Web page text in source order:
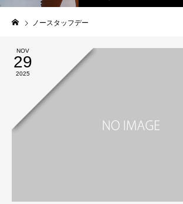
ノースタッフデー
NOV
29
2025